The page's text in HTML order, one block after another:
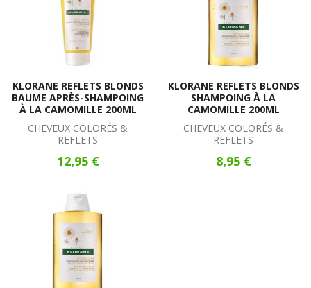
KLORANE REFLETS BLONDS
BAUME APRÈS-SHAMPOING
À LA CAMOMILLE 200ML
CHEVEUX COLORÉS &
REFLETS
12,95 €
KLORANE REFLETS BLONDS
SHAMPOING À LA
CAMOMILLE 200ML
CHEVEUX COLORÉS &
REFLETS
8,95 €